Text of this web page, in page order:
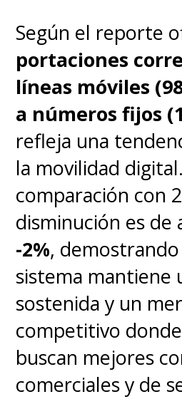
aceptar las
privacidad de
la sugerencia es
Según el reporte
portaciones
líneas móviles
a números fijos
refleja una
la movilidad
comparación con
disminución es de
-2%,
sistema mantiene
sostenida y un
competitivo
buscan mejores
comerciales y de